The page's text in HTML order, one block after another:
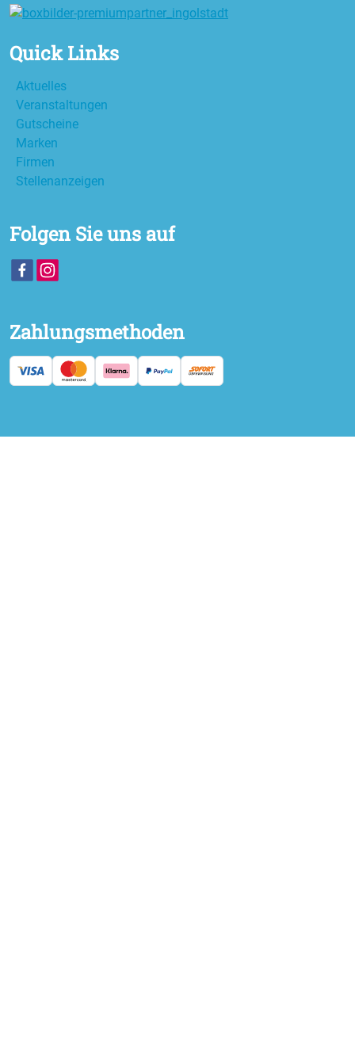
Quick Links
Aktuelles
Veranstaltungen
Gutscheine
Marken
Firmen
Stellenanzeigen
Folgen Sie uns auf
Zahlungsmethoden